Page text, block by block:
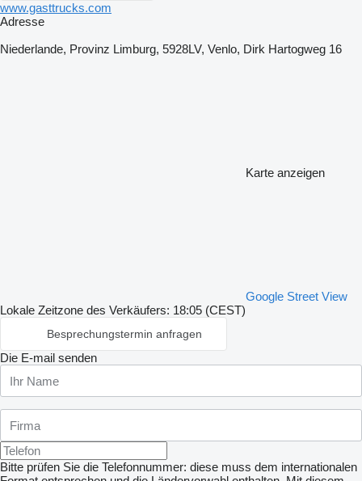
www.gasttrucks.com
Adresse
Niederlande, Provinz Limburg, 5928LV, Venlo, Dirk Hartogweg 16
Karte anzeigen
Google Street View
Lokale Zeitzone des Verkäufers: 18:05 (CEST)
Besprechungstermin anfragen
Die E-mail senden
Bitte prüfen Sie die Telefonnummer: diese muss dem internationalen